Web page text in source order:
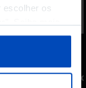
escolher os
ou da